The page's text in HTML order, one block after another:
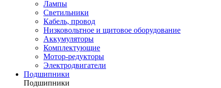
Лампы
Светильники
Кабель, провод
Низковольтное и щитовое оборудование
Аккумуляторы
Комплектующие
Мотор-редукторы
Электродвигатели
Подшипники
Подшипники